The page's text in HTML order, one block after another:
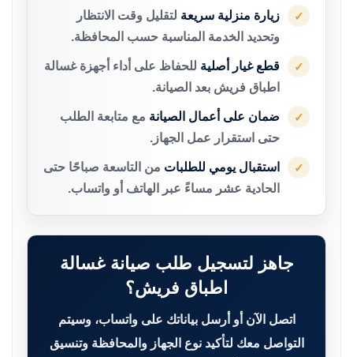
✓ زيارة منزلية سريعة لتقليل وقت الانتظار
وتحديد الخدمة المناسبة حسب المحافظة.
✓ قطع غيار أصلية للحفاظ على أداء أجهزة غسالة
اطباق فريش بعد الصيانة.
✓ ضمان على أعمال الصيانة مع متابعة الطلب
حتى استقرار عمل الجهاز.
✓ استقبال يومي للطلبات من التاسعة صباحًا حتى
الحادية عشر مساءً عبر الهاتف أو واتساب.
جاهز لتسجيل طلب صيانة غسالة
اطباق فريش؟
اتصل الآن أو أرسل بياناتك على واتساب، وسيتم
التواصل معك لتأكيد نوع الجهاز والمحافظة وتنسيق